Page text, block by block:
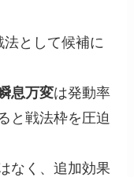
として候補に
息万変は発動率
と戦法枠を圧迫
なく、追加効果